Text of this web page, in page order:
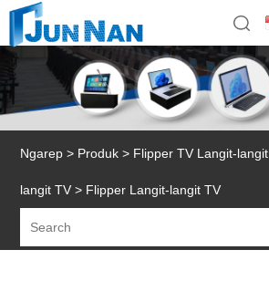
Ngarep > Produk > Flipper TV Langit-langit
langit TV > Flipper Langit-langit TV